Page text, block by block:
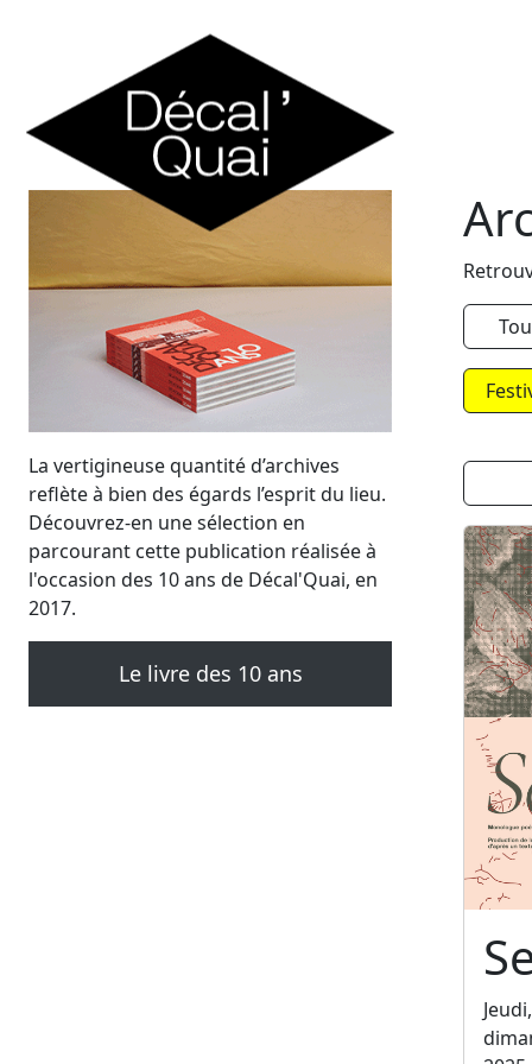
La vertigineuse quantité d’archives
reflète à bien des égards l’esprit du lieu.
Découvrez-en une sélection en
parcourant cette publication réalisée à
l'occasion des 10 ans de Décal'Quai, en
2017.
Le livre des 10 ans